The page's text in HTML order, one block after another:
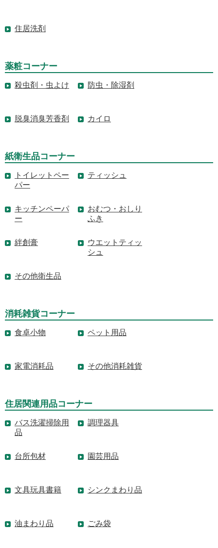
住居洗剤
薬粧コーナー
殺虫剤・虫よけ 防虫・除湿剤
脱臭消臭芳香剤 カイロ
紙衛生品コーナー
トイレットペー
パー
ティッシュ
キッチンペーパ
ー
おむつ・おしり
ふき
絆創膏
ウエットティッ
シュ
その他衛生品
消耗雑貨コーナー
食卓小物 ペット用品
家電消耗品 その他消耗雑貨
住居関連用品コーナー
バス洗濯掃除用
品
調理器具
台所包材 園芸用品
文具玩具書籍 シンクまわり品
油まわり品 ごみ袋